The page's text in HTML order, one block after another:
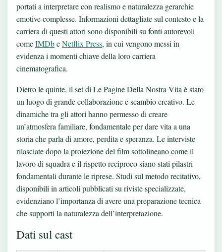
portati a interpretare con realismo e naturalezza gerarchie
emotive complesse. Informazioni dettagliate sul contesto e la
carriera di questi attori sono disponibili su fonti autorevoli
comeIMDbeNetflix Press, in cui vengono messi in
evidenza i momenti chiave della loro carriera
cinematografica.
Dietro le quinte, il set di Le Pagine Della Nostra Vita è stato
un luogo di grande collaborazione e scambio creativo. Le
dinamiche tra gli attori hanno permesso di creare
un’atmosfera familiare, fondamentale per dare vita a una
storia che parla di amore, perdita e speranza. Le interviste
rilasciate dopo la proiezione del film sottolineano come il
lavoro di squadra e il rispetto reciproco siano stati pilastri
fondamentali durante le riprese. Studi sul metodo recitativo,
disponibili in articoli pubblicati su riviste specializzate,
evidenziano l’importanza di avere una preparazione tecnica
che supporti la naturalezza dell’interpretazione.
Dati sul cast